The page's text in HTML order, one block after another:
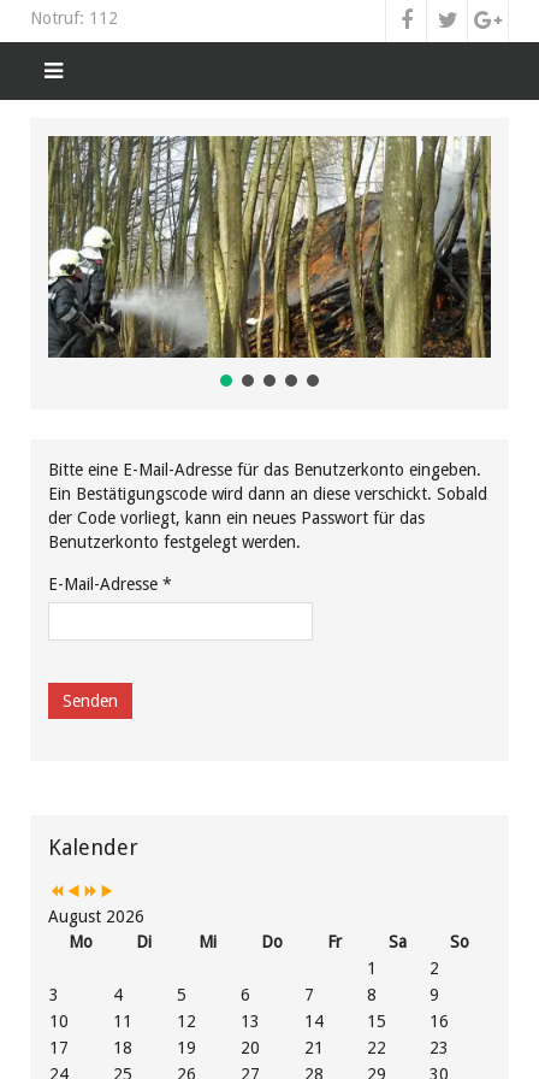
Notruf: 112
Bitte eine E-Mail-Adresse für das Benutzerkonto eingeben.
Ein Bestätigungscode wird dann an diese verschickt. Sobald
der Code vorliegt, kann ein neues Passwort für das
Benutzerkonto festgelegt werden.
E-Mail-Adresse *
Senden
Kalender
JahrMonat
JahrMonat
August 2026
Mo
Di Mi Do Fr Sa
So
1
2
3
4 5 6 7 8
9
10
11 12 13 14 15
16
17
18 19 20 21 22
23
24
25 26 27 28 29 30